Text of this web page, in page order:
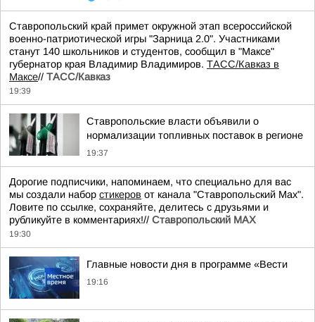
Ставропольский край примет окружной этап всероссийской
военно-патриотической игры "Зарница 2.0". Участниками
станут 140 школьников и студентов, сообщил в "Максе"
губернатор края Владимир Владимиров. ТАСС/Кавказ в
Максе// ТАСС/Кавказ
19:39
Ставропольские власти объявили о
нормализации топливных поставок в регионе
19:37
Дорогие подписчики, напоминаем, что специально для вас
мы создали набор стикеров от канала "Ставропольский Max".
Ловите по ссылке, сохраняйте, делитесь с друзьями и
рубликуйте в комментариях!// Ставропольский MAX
19:30
Главные новости дня в программе «Вести
19:16